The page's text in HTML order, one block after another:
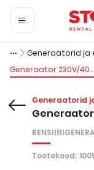
Generaator 230V/400V, 10kW, bensiin
Generaatorid
Generaator
Tootekood: